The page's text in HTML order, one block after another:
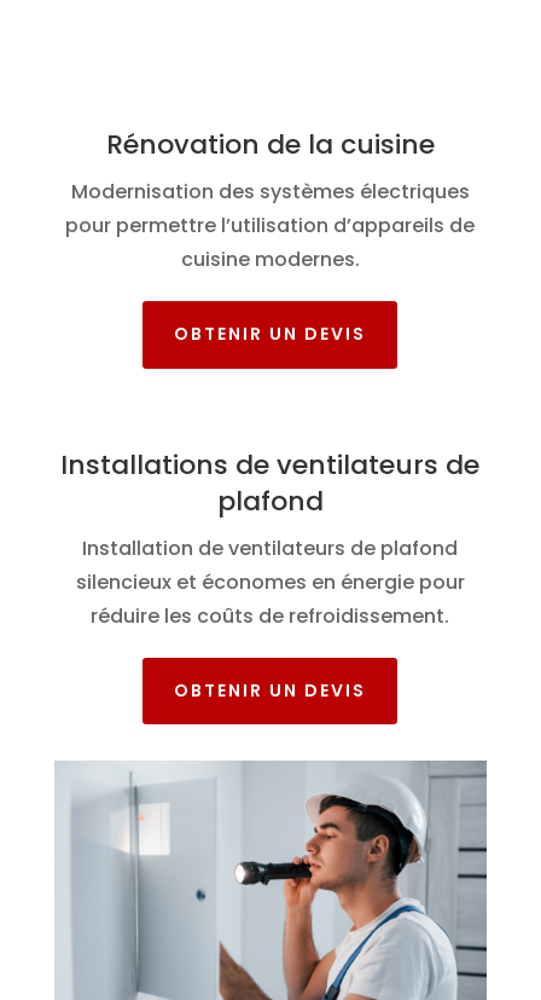
Rénovation de la cuisine
Modernisation des systèmes électriques
pour permettre l’utilisation d’appareils de
cuisine modernes.
OBTENIR UN DEVIS
Installations de ventilateurs de
plafond
Installation de ventilateurs de plafond
silencieux et économes en énergie pour
réduire les coûts de refroidissement.
OBTENIR UN DEVIS